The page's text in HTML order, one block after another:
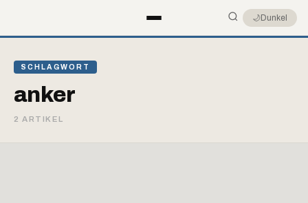
🌙Dunkel
SCHLAGWORT
anker
2 ARTIKEL